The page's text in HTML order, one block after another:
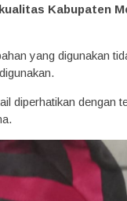
Kabupaten
yang digunakan
diperhatikan dengan